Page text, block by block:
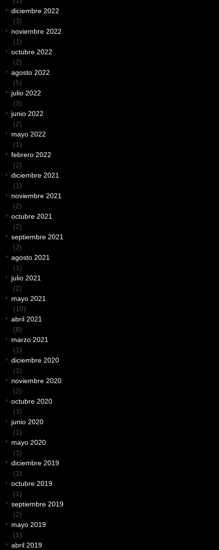
diciembre 2022
(3)
noviembre 2022
(1)
octubre 2022
(2)
agosto 2022
(5)
julio 2022
(3)
junio 2022
(2)
mayo 2022
(1)
febrero 2022
(2)
diciembre 2021
(1)
noviembre 2021
(2)
octubre 2021
(2)
septiembre 2021
(2)
agosto 2021
(1)
julio 2021
(2)
mayo 2021
(10)
abril 2021
(8)
marzo 2021
(1)
diciembre 2020
(1)
noviembre 2020
(2)
octubre 2020
(3)
junio 2020
(1)
mayo 2020
(1)
diciembre 2019
(1)
octubre 2019
(1)
septiembre 2019
(2)
mayo 2019
(1)
abril 2019